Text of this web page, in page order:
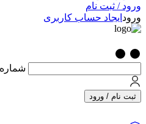
ورود / ثبت نام
ورود ایجاد حساب کاربری
شماره
ثبت نام / ورود